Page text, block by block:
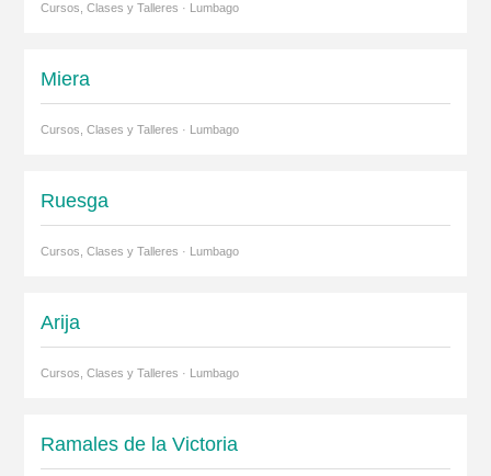
Cursos, Clases y Talleres · Lumbago
Miera
Cursos, Clases y Talleres · Lumbago
Ruesga
Cursos, Clases y Talleres · Lumbago
Arija
Cursos, Clases y Talleres · Lumbago
Ramales de la Victoria